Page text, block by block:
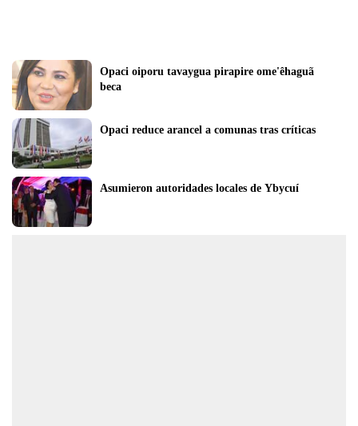
Opaci oiporu tavaygua pirapire ome'êhaguã
beca
Opaci reduce arancel a comunas tras críticas
Asumieron autoridades locales de Ybycuí